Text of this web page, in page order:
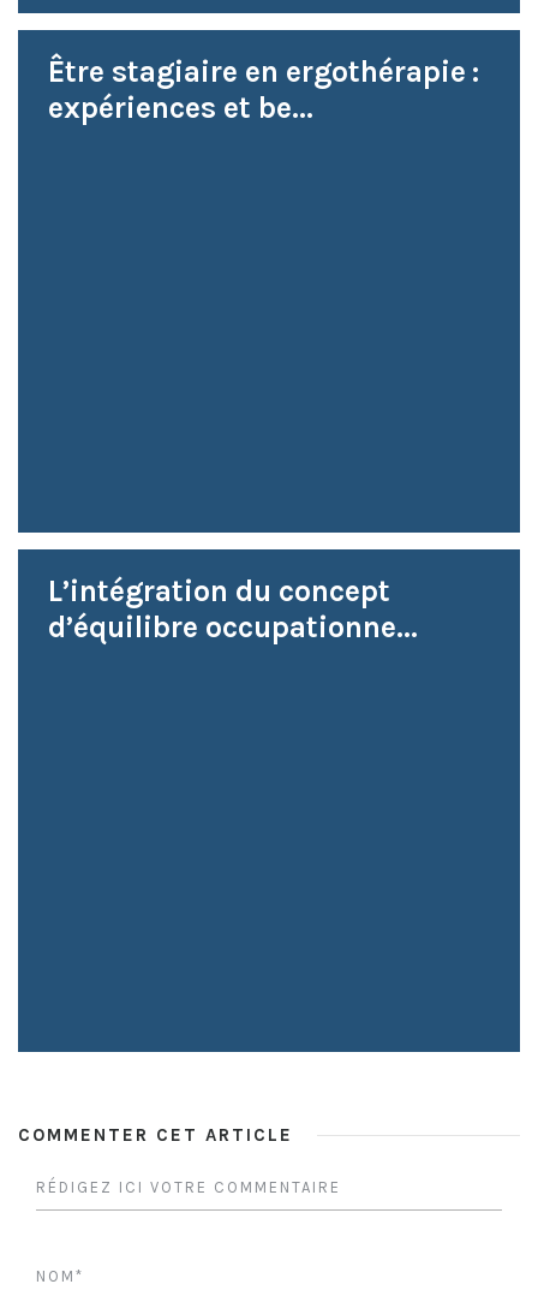
Être stagiaire en ergothérapie :
expériences et be...
L’intégration du concept
d’équilibre occupationne...
COMMENTER CET ARTICLE